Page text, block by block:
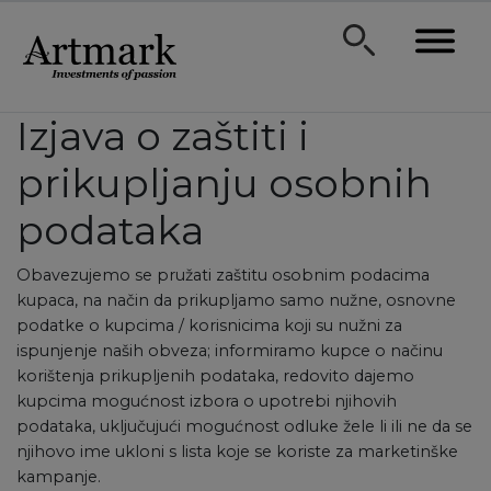
Izjava o zaštiti i
prikupljanju osobnih
podataka
Obavezujemo se pružati zaštitu osobnim podacima
kupaca, na način da prikupljamo samo nužne, osnovne
podatke o kupcima / korisnicima koji su nužni za
ispunjenje naših obveza; informiramo kupce o načinu
korištenja prikupljenih podataka, redovito dajemo
kupcima mogućnost izbora o upotrebi njihovih
podataka, uključujući mogućnost odluke žele li ili ne da se
njihovo ime ukloni s lista koje se koriste za marketinške
kampanje.